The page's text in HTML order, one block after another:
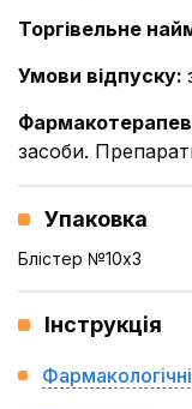
Торгівельне
Умови відпуску:
засоби. Препарати
Упаковка
Блістер №10x3
Інструкція